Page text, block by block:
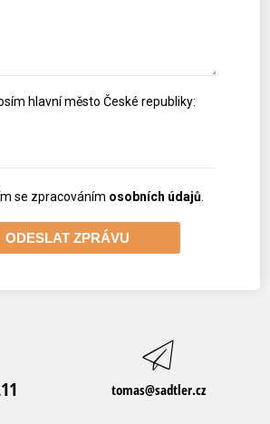
hlavní město České republiky:
se zpracováním osobních údajů
tomas@sadtler.cz